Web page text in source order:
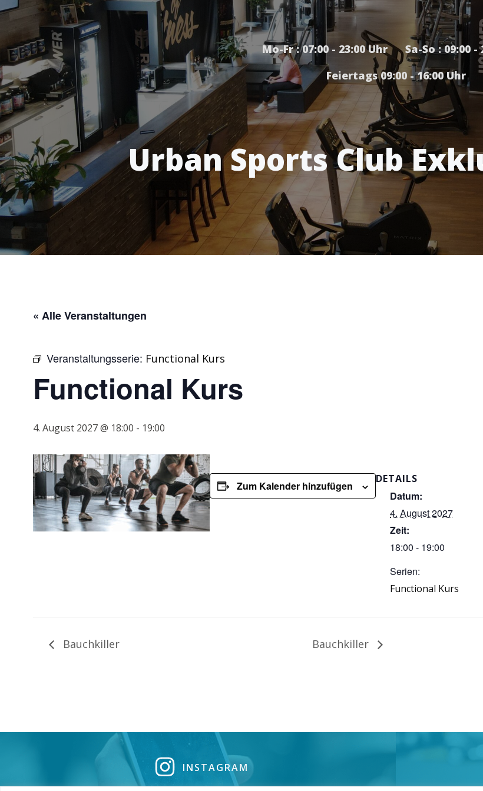
Mo-Fr : 07:00 - 23:00 Uhr Sa-So : 09:00 -
Feiertags 09:00 - 16:00 Uhr
Urban Sports Club
« Alle Veranstaltungen
Veranstaltungsserie: Functional Kurs
Functional Kurs
4. August 2027 @ 18:00 - 19:00
Zum Kalender hinzufügen
DETAILS
Datum:
4. August 2027
Zeit:
18:00 - 19:00
Serien:
Functional Kurs
Bauchkiller Bauchkiller
INSTAGRAM